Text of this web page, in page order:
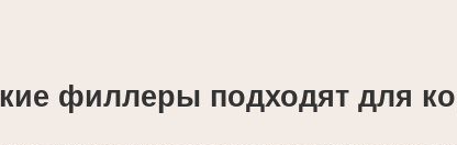
филлеры подходят для